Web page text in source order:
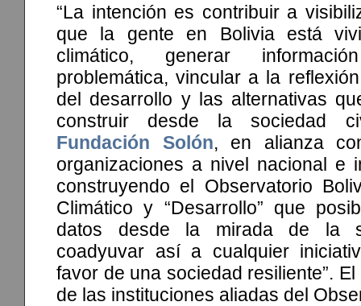
“La intención es contribuir a
que la gente en Bolivia está
climático, generar
problemática, vincular a la
del desarrollo y las alternativas
construir desde la sociedad
Fundación Solón, en alianza
organizaciones a nivel nacional e
construyendo el Observatorio
Climático y “Desarrollo” que
datos desde la mirada de la
coadyuvar así a cualquier
favor de una sociedad resiliente”.
de las instituciones aliadas del